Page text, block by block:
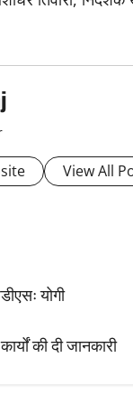
View All
योगी
की दी जानकारी